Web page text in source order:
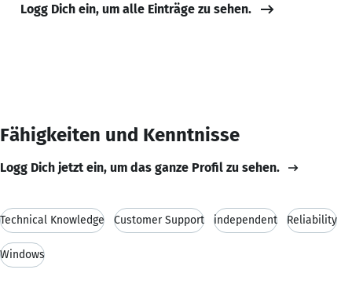
Logg Dich ein, um alle Einträge zu sehen.
Fähigkeiten und Kenntnisse
Logg Dich jetzt ein, um das ganze Profil zu sehen.
Technical Knowledge Customer Support independent Reliability
Windows